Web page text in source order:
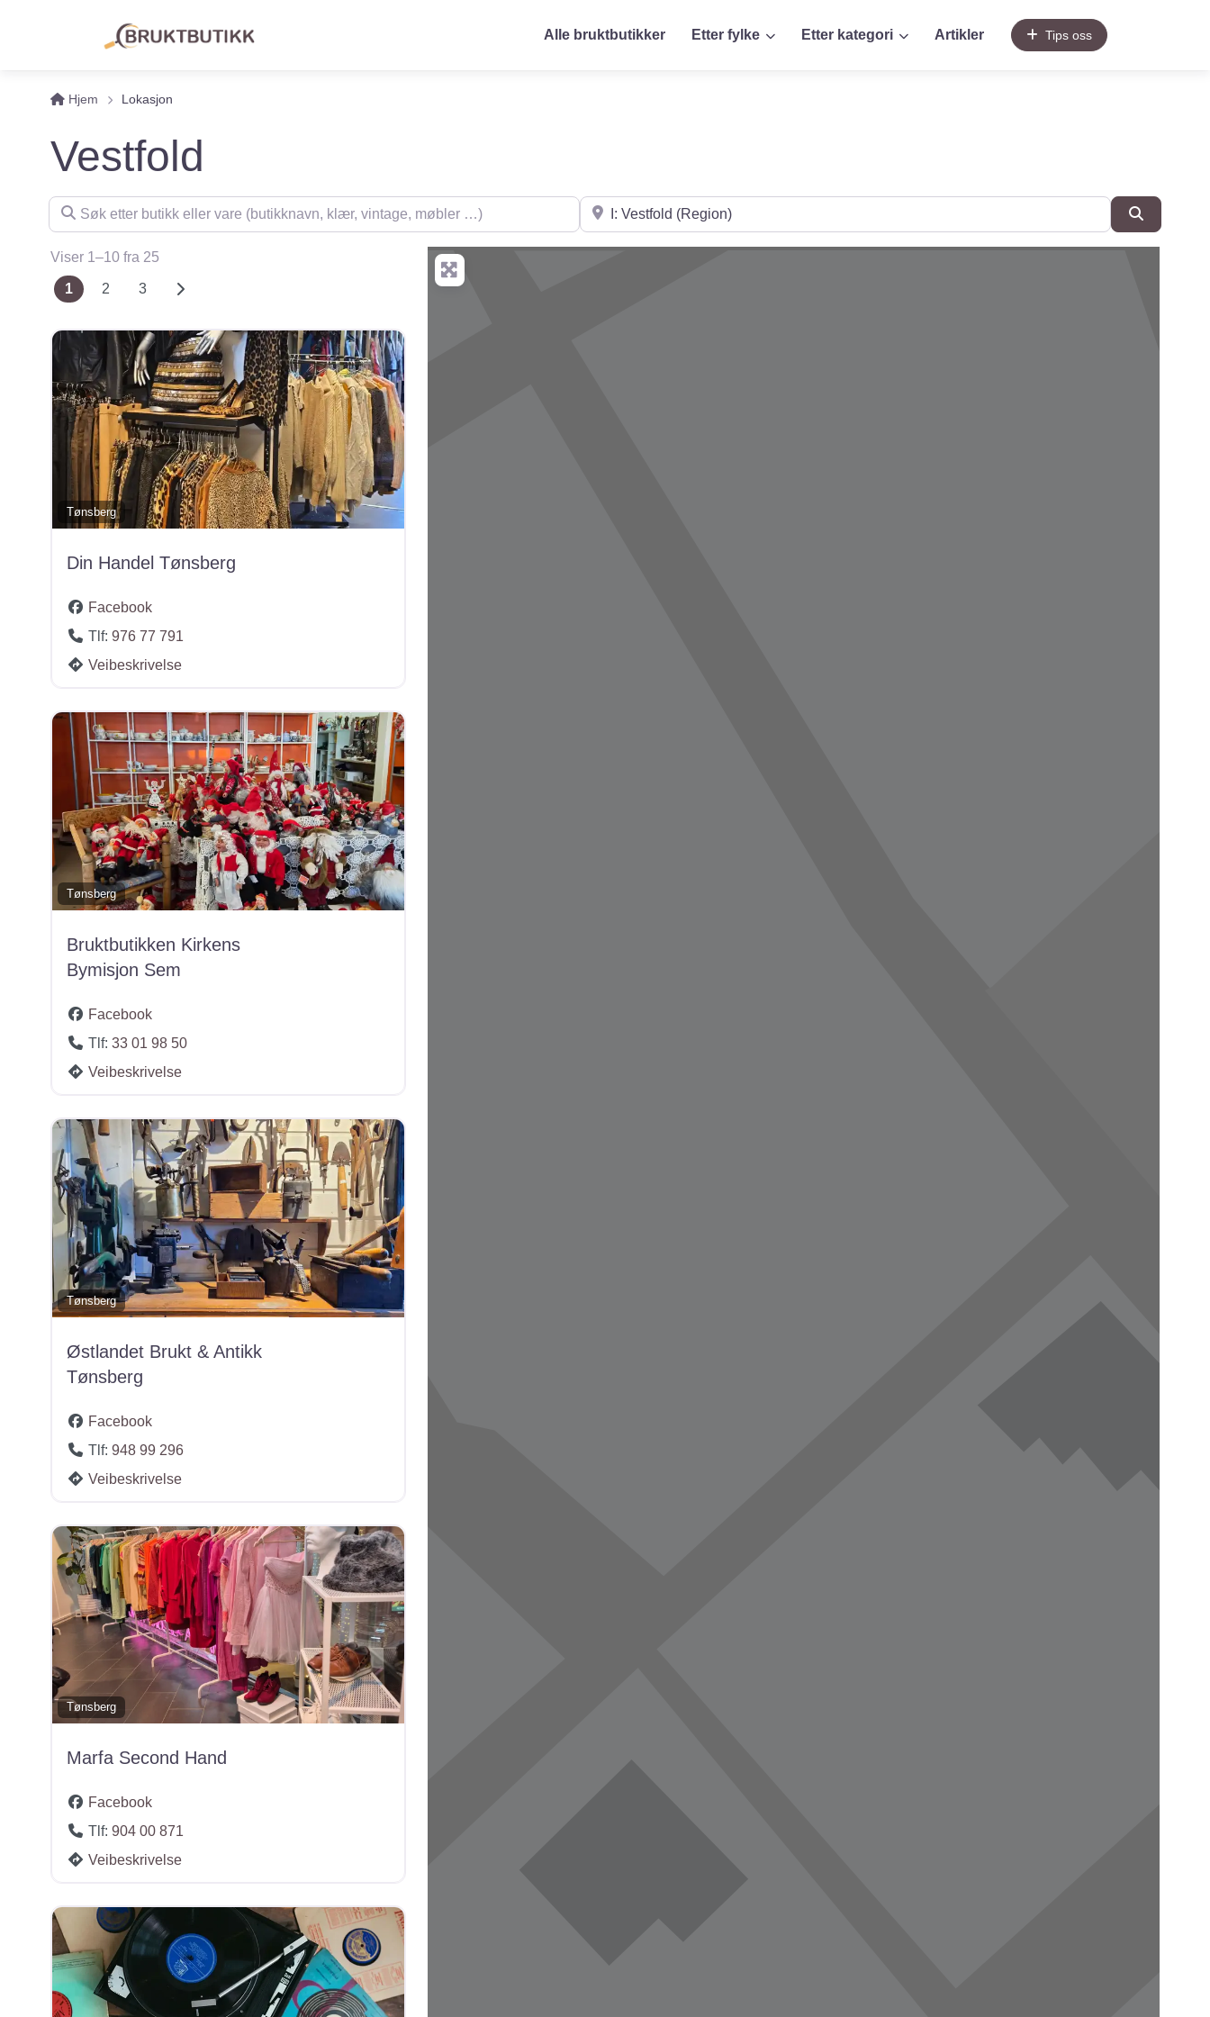
Alle bruktbutikker Etter fylke Etter kategori Artikler Tips oss
Hjem Lokasjon
Vestfold
Søk etter butikk eller vare (butikknavn, klær, vintage, møbler …) Søk i nærheten
Viser 1–10 fra 25
Posts navigation
1 2 3 Older posts
Tønsberg
Din Handel Tønsberg
Facebook
Tlf: 976 77 791
Veibeskrivelse
Tønsberg
Bruktbutikken Kirkens
Bymisjon Sem
Facebook
Tlf: 33 01 98 50
Veibeskrivelse
Tønsberg
Østlandet Brukt & Antikk
Tønsberg
Facebook
Tlf: 948 99 296
Veibeskrivelse
Tønsberg
Marfa Second Hand
Facebook
Tlf: 904 00 871
Veibeskrivelse